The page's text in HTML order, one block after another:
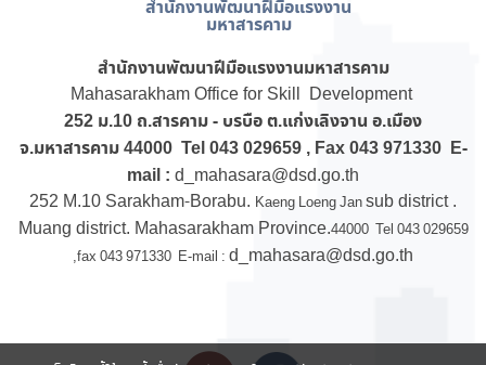
สำนักงานพัฒนาฝีมือแรงงาน
มหาสารคาม
สำนักงานพัฒนาฝีมือแรงงานมหาสารคาม
Mahasarakham Office for Skill Development
252 ม.10 ถ.สารคาม - บรบือ ต.แก่งเลิงจาน อ.เมือง
จ.มหาสารคาม 44000 Tel 043 029659 , Fax 043 971330 E-
mail : d_mahasara@dsd.go.th
252 M.10 Sarakham-Borabu. Kaeng Loeng Jansub district .
Muang district. Mahasarakham Province.44000 Tel 043 029659
,fax 043 971330 E-mail : d_mahasara@dsd.go.th